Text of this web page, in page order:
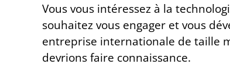
Vous vous intéressez à la
souhaitez vous engager et vous
entreprise internationale de taille
devrions faire connaissance.